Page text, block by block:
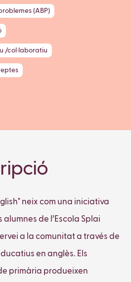
(ABP)
/col·laboratiu
neix com una iniciativa
de l’Escola Splai
a la comunitat a través de
en anglès. Els
primària produeixen